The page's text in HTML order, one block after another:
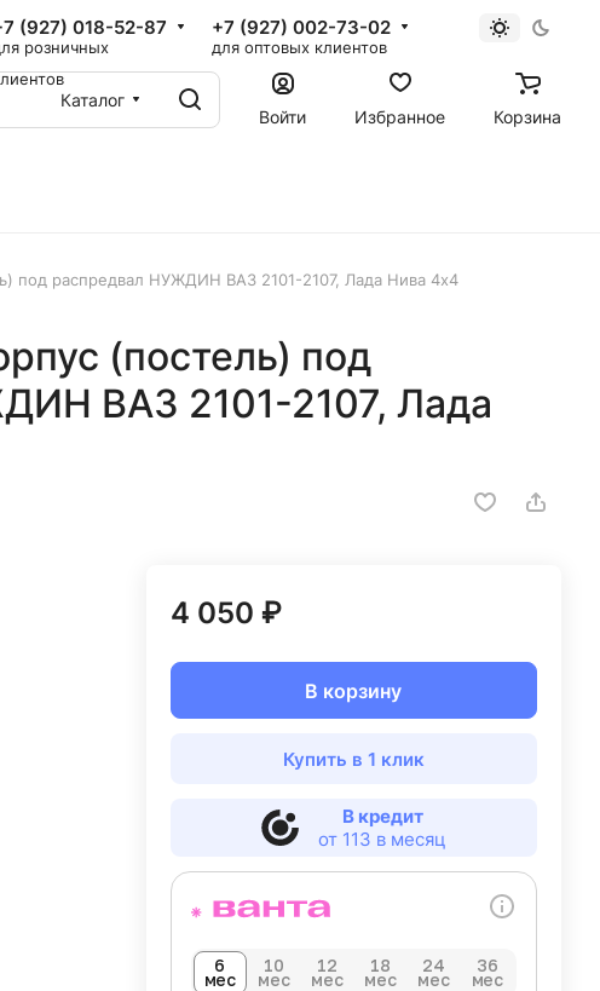
(927) 018-52-87
розничных
+7 (927) 002-73-02
для оптовых клиентов
Каталог
Войти
Избранное Корзина
под распредвал НУЖДИН ВАЗ 2101-2107, Лада Нива 4х4
(постель) под
ВАЗ 2101-2107, Лада
4 050 ₽
В корзину
Купить в 1 клик
В кредит
от 113 в месяц
6
мес
10
мес
12
мес
18
мес
24
мес
36
мес